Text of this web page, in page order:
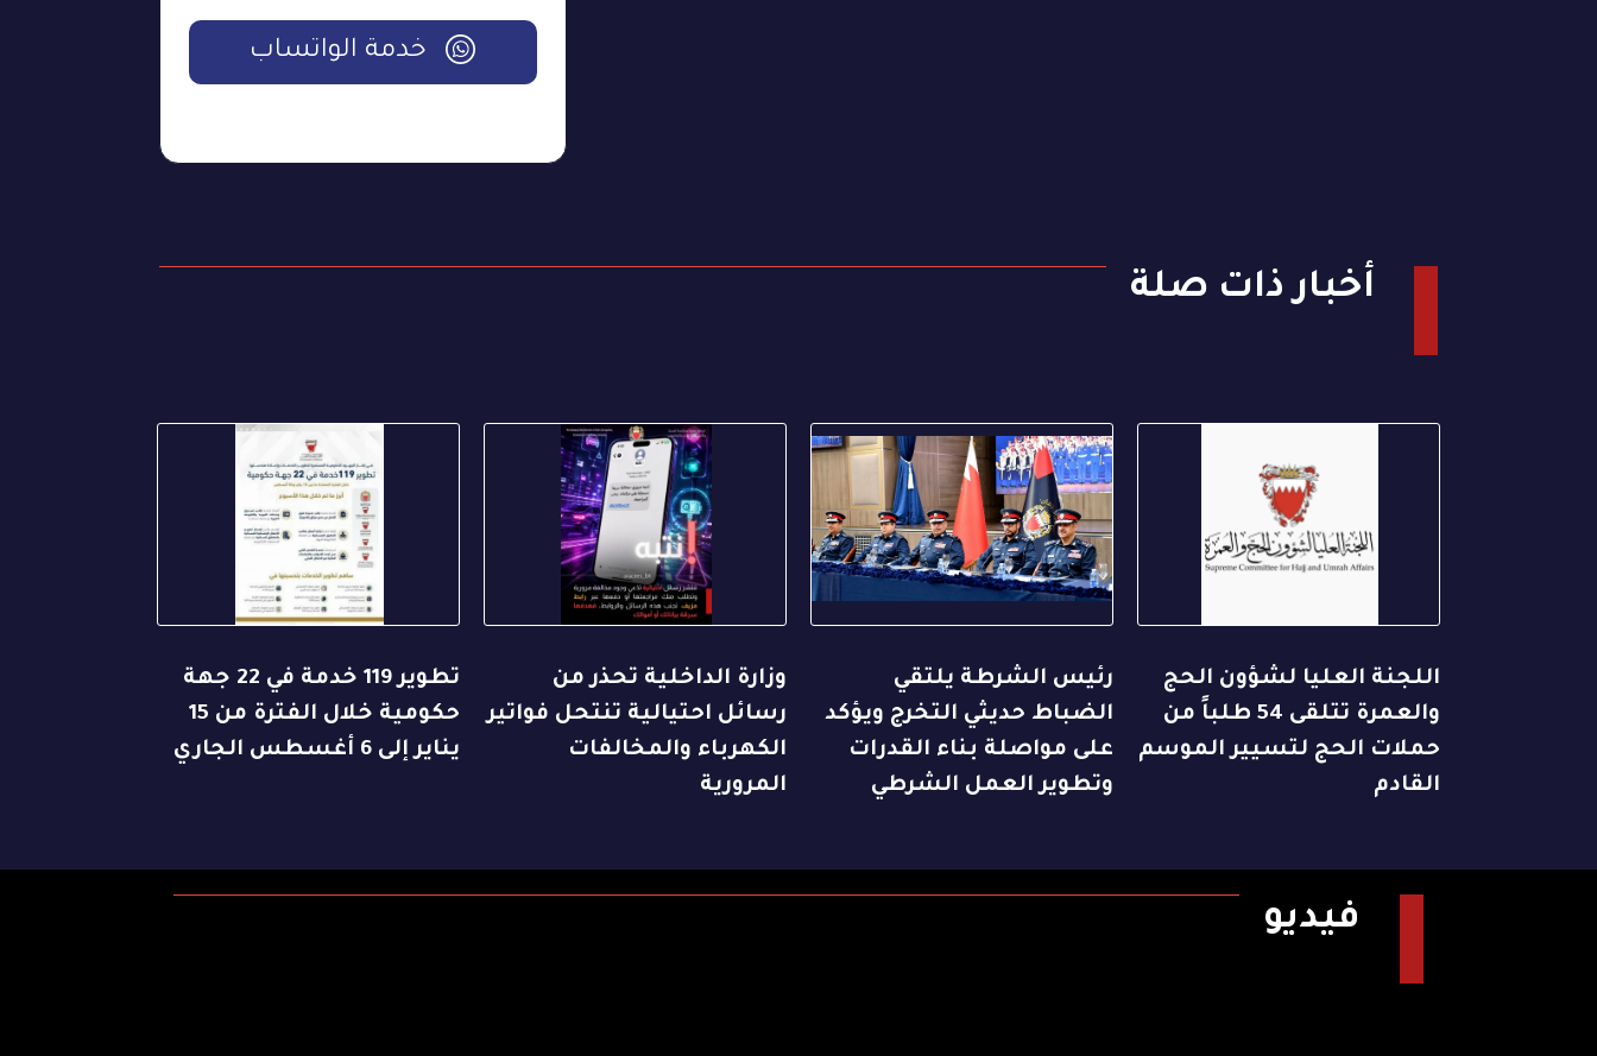
خدمة الواتساب
أخبار ذات صلة
اللجنة العليا لشؤون الحج
والعمرة تتلقى 54 طلباً من
حملات الحج لتسيير الموسم
القادم
رئيس الشرطة يلتقي
الضباط حديثي التخرج ويؤكد
على مواصلة بناء القدرات
وتطوير العمل الشرطي
وزارة الداخلية تحذر من
رسائل احتيالية تنتحل فواتير
الكهرباء والمخالفات
المرورية
تطوير 119 خدمة في 22 جهة
حكومية خلال الفترة من 15
يناير إلى 6 أغسطس الجاري
فيديو